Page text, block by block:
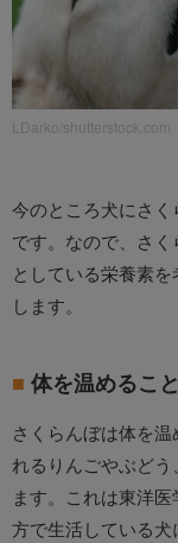
LDarko/shutterstock.com
今のところ犬にさ
です。なので、さ
としている栄養素
します。
体を温めるこ
さくらんぼは体を
れるりんごやぶど
ます。これは東洋
方で生活している犬